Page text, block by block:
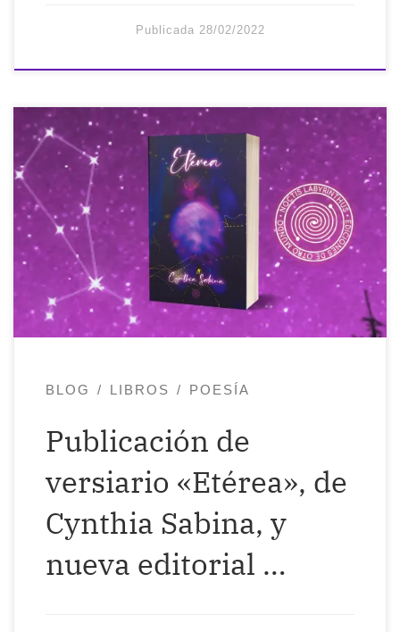
Publicada 28/02/2022
¡Por fin está aquí! Ya a la venta el versiario
de Cynthia Sabina, en cuya edición he
trabajado y el cual ha quedado perfecto,
pues menos que eso no merece. Etérea
es un poemario que se compone de cinco
etapas que te llevarán por la
metamorfosis del alma de quien […]
BLOG LIBROS POESÍA
Publicación de
versiario «Etérea», de
Cynthia Sabina, y
nueva editorial …